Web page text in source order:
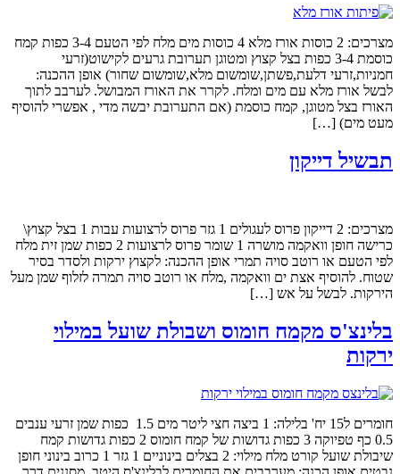
מצרכים: 2 כוסות אורז מלא 4 כוסות מים מלח לפי הטעם 3-4 כפות קמח
כוסמת 3-4 כפות בצל קצוץ ומטוגן תערובת גרעים לקישוט(זרעי
חמניות,זרעי דלעת,פשתן,שומשום מלא,שומשום שחור) אופן ההכנה:
לבשל אורז מלא עם מים ומלח. לקרר את האורז המבושל. לערבב לתוך
האורז בצל מטוגן, קמח כוסמת (אם התערובת יבשה מדי , אפשרי להוסיף
מעט מים) […]
תבשיל דייקון
מצרכים: 2 דייקון פרוס לעגולים 1 גזר פרוס לרצועות עבות 1 בצל קצוץ\
כרישה חופן וואקמה מושרה 1 שומר פרוס לרצועות 2 כפות שמן זית מלח
לפי הטעם או רוטב סויה תמרי אופן ההכנה: לקצוץ ירקות ולסדר בסיר
שטוח. להוסיף אצת ים וואקמה ,מלח או רוטב סויה תמרה לזלוף שמן מעל
הירקות. לבשל על אש […]
בלינצ'ס מקמח חומוס ושבולת שועל במילוי
ירקות
חומרים ל15 יח' בלילה: 1 ביצה חצי ליטר מים 1.5 כפות שמן זרעי ענבים
0.5 כף טפיוקה 3 כפות גדושות של קמח חומוס 2 כפות גדושות קמח
שיבולת שועל קורט מלח מילוי: 2 בצלים בינוניים 1 גזר 1 כרוב בינוני חופן